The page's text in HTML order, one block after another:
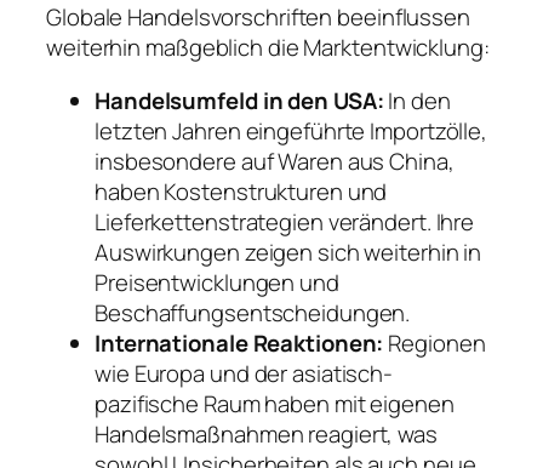
Globale Handelsvorschriften beeinflussen
weiterhin maßgeblich die Marktentwicklung:
Handelsumfeld in den USA:In den
letzten Jahren eingeführte Importzölle,
insbesondere auf Waren aus China,
haben Kostenstrukturen und
Lieferkettenstrategien verändert. Ihre
Auswirkungen zeigen sich weiterhin in
Preisentwicklungen und
Beschaffungsentscheidungen.
Internationale Reaktionen: Regionen
wie Europa und der asiatisch-
pazifische Raum haben mit eigenen
Handelsmaßnahmen reagiert, was